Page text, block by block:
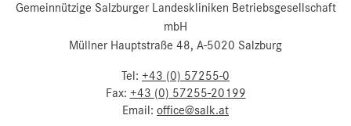
Gemeinnützige Salzburger Landeskliniken Betriebsgesellschaft
mbH
Müllner Hauptstraße 48, A-5020 Salzburg
Tel: +43 (0) 57255-0
Fax: +43 (0) 57255-20199
Email: office@salk.at